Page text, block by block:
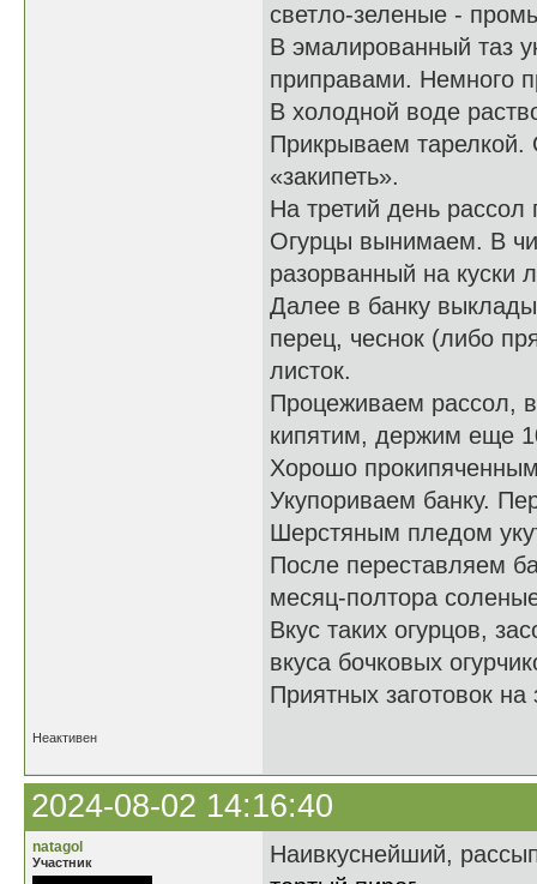
светло-зеленые -
В эмалированный таз
приправами. Немного
В холодной воде
Прикрываем тарелкой.
«закипеть».
На третий день рассол
Огурцы вынимаем. В
разорванный на куски
Далее в банку
перец, чеснок (либо
листок.
Процеживаем рассол,
кипятим, держим еще
Хорошо
Укупориваем банку.
Шерстяным пледом
После переставляем
месяц-полтора
Вкус таких огурцов,
вкуса бочковых
Приятных заготовок на
Неактивен
2024-08-02 14:16:40
natagol
Участник
Наивкуснейший,